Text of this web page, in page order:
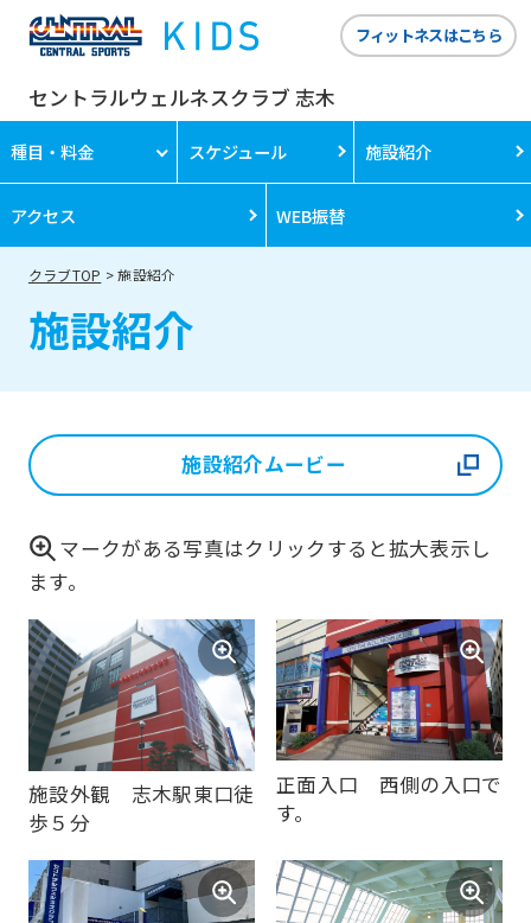
セントラルウェルネスクラブ 志木
フィットネスはこちら
種目・料金 スケジュール 施設紹介
アクセス WEB振替
クラブTOP 施設紹介
施設紹介
施設紹介ムービー
マークがある写真はクリックすると拡大表示し
ます。
施設外観 志木駅東口徒
歩５分
正面入口 西側の入口で
す。